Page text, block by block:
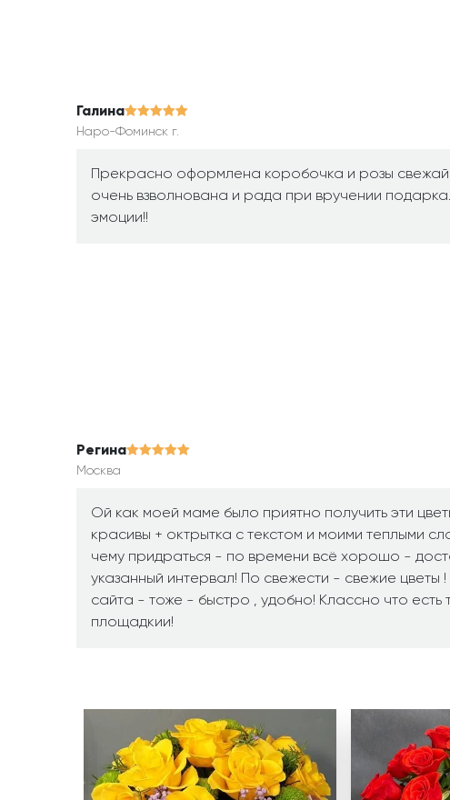
Галина
Наро-Фоминск г.
Прекрасно оформлена коробочка и розы
очень взволнована и рада при вручении
эмоции!!
Регина
Москва
Ой как моей маме было приятно получить эти
красивы + октрытка с текстом и моими теплыми
чему придраться - по времени всё хорошо -
указанный интервал! По свежести - свежие цветы !
сайта - тоже - быстро , удобно! Классно что есть
площадкии!